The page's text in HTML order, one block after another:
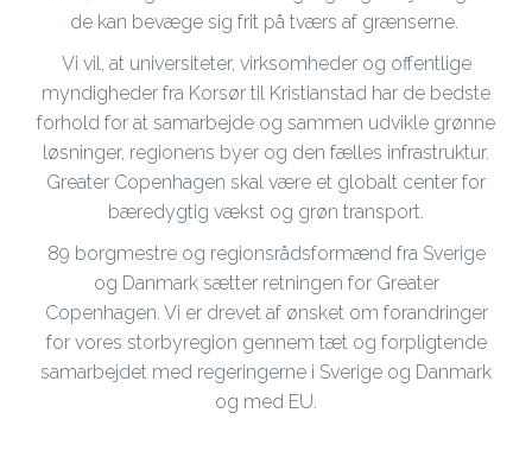
de kan bevæge sig frit på tværs af grænserne.
Vi vil, at universiteter, virksomheder og offentlige
myndigheder fra Korsør til Kristianstad har de bedste
forhold for at samarbejde og sammen udvikle grønne
løsninger, regionens byer og den fælles infrastruktur.
Greater Copenhagen skal være et globalt center for
bæredygtig vækst og grøn transport.
89 borgmestre og regionsrådsformænd fra Sverige
og Danmark sætter retningen for Greater
Copenhagen. Vi er drevet af ønsket om forandringer
for vores storbyregion gennem tæt og forpligtende
samarbejdet med regeringerne i Sverige og Danmark
og med EU.